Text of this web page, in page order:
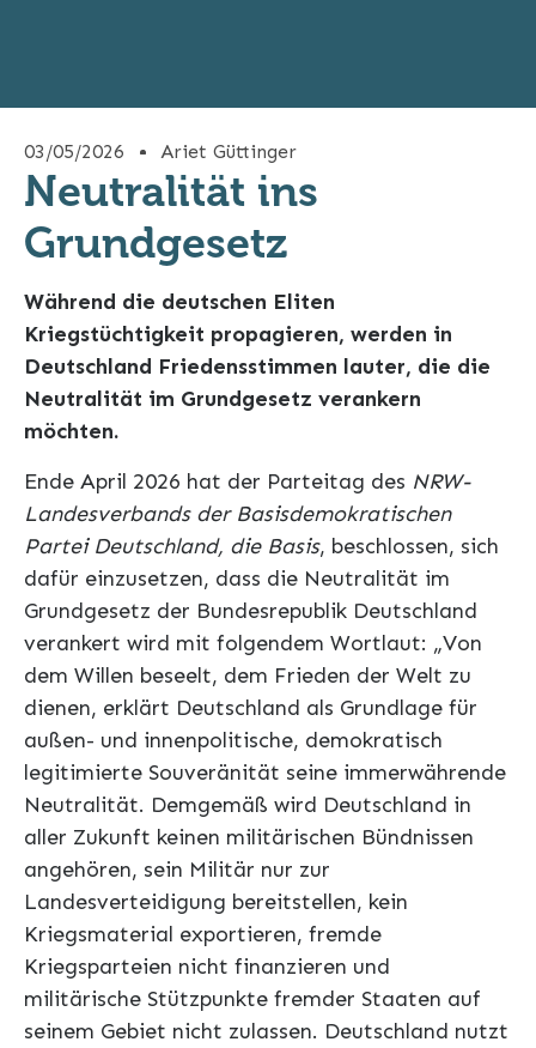
03/05/2026 Ariet Güttinger
Neutralität ins
Grundgesetz
Während die deutschen Eliten
Kriegstüchtigkeit propagieren, werden in
Deutschland Friedensstimmen lauter, die die
Neutralität im Grundgesetz verankern
möchten.
Ende April 2026 hat der Parteitag des NRW-
Landesverbands der Basisdemokratischen
Partei Deutschland, die Basis, beschlossen, sich
dafür einzusetzen, dass die Neutralität im
Grundgesetz der Bundesrepublik Deutschland
verankert wird mit folgendem Wortlaut: „Von
dem Willen beseelt, dem Frieden der Welt zu
dienen, erklärt Deutschland als Grundlage für
außen- und innenpolitische, demokratisch
legitimierte Souveränität seine immerwährende
Neutralität. Demgemäß wird Deutschland in
aller Zukunft keinen militärischen Bündnissen
angehören, sein Militär nur zur
Landesverteidigung bereitstellen, kein
Kriegsmaterial exportieren, fremde
Kriegsparteien nicht finanzieren und
militärische Stützpunkte fremder Staaten auf
seinem Gebiet nicht zulassen. Deutschland nutzt